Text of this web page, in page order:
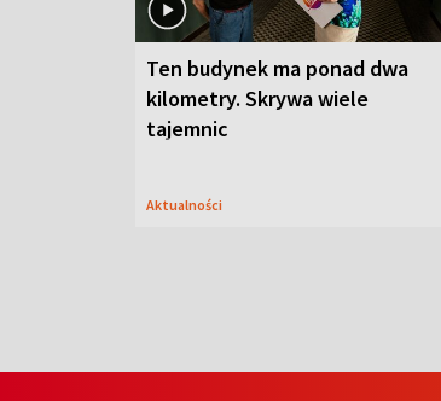
Ten budynek ma ponad dwa
kilometry. Skrywa wiele
tajemnic
Aktualności